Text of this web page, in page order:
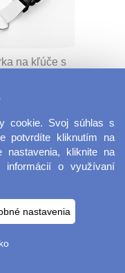
na kľúče s
box
cookie. Svoj súhlas s
potvrdíte kliknutím na
nastavenia, kliknite na
informácií o využívaní
nastavenia